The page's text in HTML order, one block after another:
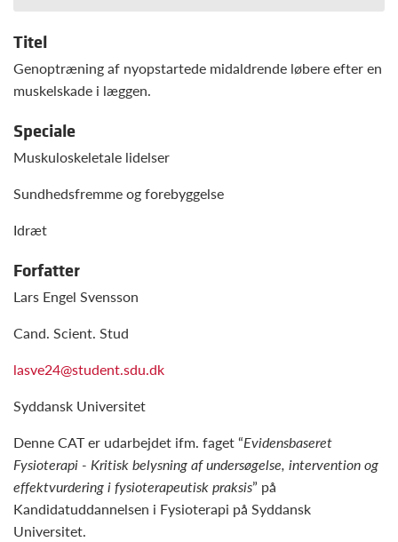
Titel
Genoptræning af nyopstartede midaldrende løbere efter en
muskelskade i læggen.
Speciale
Muskuloskeletale lidelser
Sundhedsfremme og forebyggelse
Idræt
Forfatter
Lars Engel Svensson
Cand. Scient. Stud
lasve24@student.sdu.dk
Syddansk Universitet
Denne CAT er udarbejdet ifm. faget “Evidensbaseret
Fysioterapi - Kritisk belysning af undersøgelse, intervention og
effektvurdering i fysioterapeutisk praksis” på
Kandidatuddannelsen i Fysioterapi på Syddansk
Universitet.